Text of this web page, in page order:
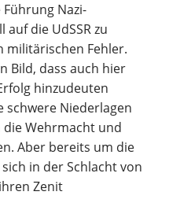
Nazi-
die UdSSR zu
militärischen Fehler.
Bild, dass auch hier
hinzudeuten
schwere Niederlagen
Wehrmacht und
Aber bereits um die
in der Schlacht von
Zenit